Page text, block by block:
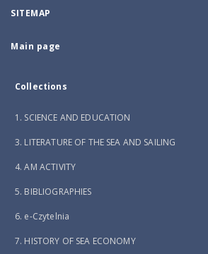
SITEMAP
Main page
Collections
1. SCIENCE AND EDUCATION
3. LITERATURE OF THE SEA AND SAILING
4. AM ACTIVITY
5. BIBLIOGRAPHIES
6. e-Czytelnia
7. HISTORY OF SEA ECONOMY